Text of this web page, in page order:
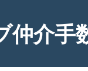
仲介手